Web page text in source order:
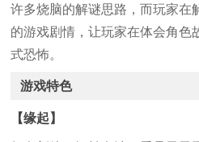
许多烧脑的解谜思路，而玩家在
的游戏剧情，让玩家在体会角色
式恐怖。
游戏特色
【缘起】